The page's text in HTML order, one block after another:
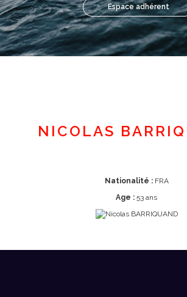
Espace adhérent
NICOLAS
Nationalité :FRA
Age : 53 ans